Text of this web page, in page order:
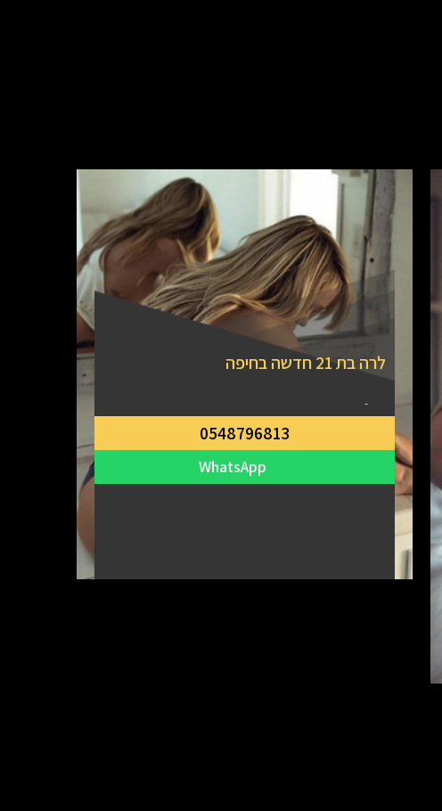
לרה בת 21 חדשה בחיפה
-
0548796813